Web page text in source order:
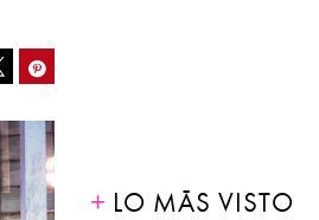
LO MÁS VISTO